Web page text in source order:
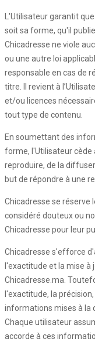
L'Utilisateur garantit
soit sa forme, qu'il
Chicadresse ne viole
ou une autre loi
responsable en cas de
titre. Il revient à
et/ou licences
tout type de contenu.
En soumettant des
forme, l'Utilisateur cède
reproduire, de la
but de répondre à une
Chicadresse se réserve
considéré douteux ou
Chicadresse pour leur
Chicadresse s'efforce
l'exactitude et la mise
Chicadresse.ma.
l'exactitude, la
informations mises à la
Chaque utilisateur
accorde à ces